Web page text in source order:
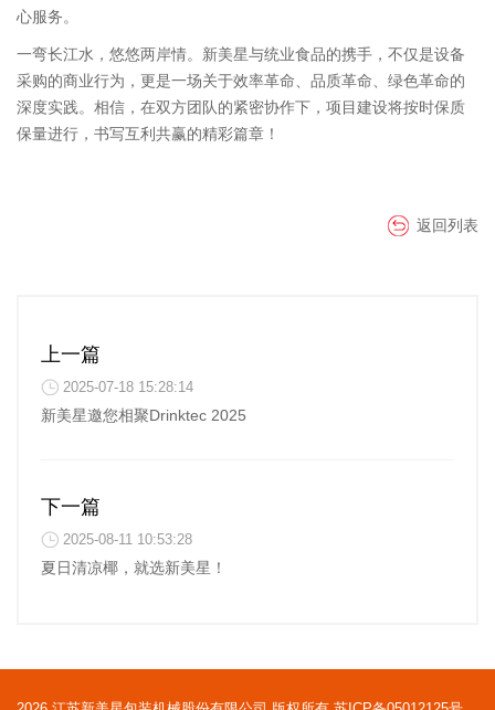
心服务。
一弯长江水，悠悠两岸情。新美星与统业食品的携手，不仅是设备
采购的商业行为，更是一场关于效率革命、品质革命、绿色革命的
深度实践。相信，在双方团队的紧密协作下，项目建设将按时保质
保量进行，书写互利共赢的精彩篇章！
返回列表
上一篇
2025-07-18 15:28:14
新美星邀您相聚Drinktec 2025
下一篇
2025-08-11 10:53:28
夏日清凉椰，就选新美星！